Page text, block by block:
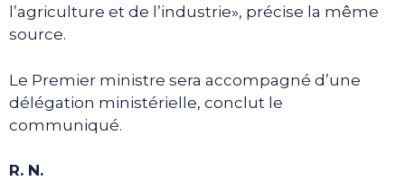
l’agriculture et de l’industrie», précise la même
source.
Le Premier ministre sera accompagné d’une
délégation ministérielle, conclut le
communiqué.
R. N.